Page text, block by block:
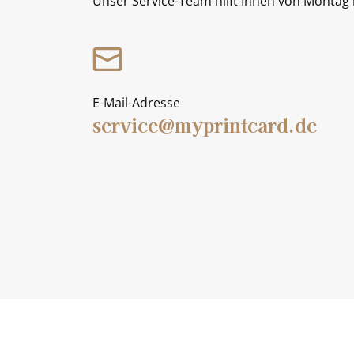
E-Mail-Adresse
service@myprintcard.de